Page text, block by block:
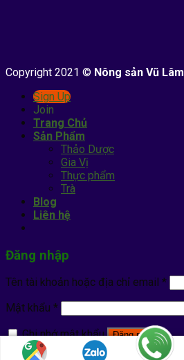
Copyright 2021 © Nông sản Vũ Lâm
Sign Up
Join
Trang Chủ
Sản Phẩm
Thảo Dược
Gia Vị
Thực phẩm
Trà
Blog
Liên hệ
Đăng nhập
Tên tài khoản hoặc địa chỉ email *
Mật khẩu *
Ghi nhớ mật khẩu
Đăng nhập